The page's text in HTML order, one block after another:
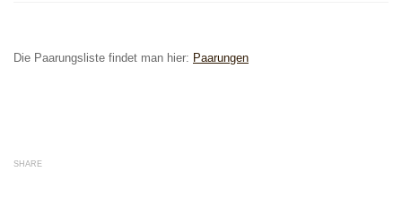
Die Paarungsliste findet man hier: Paarungen
SHARE